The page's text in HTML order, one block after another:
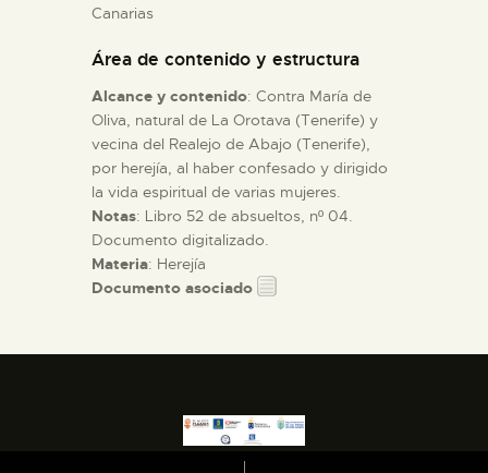
Canarias
Área de contenido y estructura
Alcance y contenido: Contra María de
Oliva, natural de La Orotava (Tenerife) y
vecina del Realejo de Abajo (Tenerife),
por herejía, al haber confesado y dirigido
la vida espiritual de varias mujeres.
Notas: Libro 52 de absueltos, nº 04.
Documento digitalizado.
Materia: Herejía
Documento asociado